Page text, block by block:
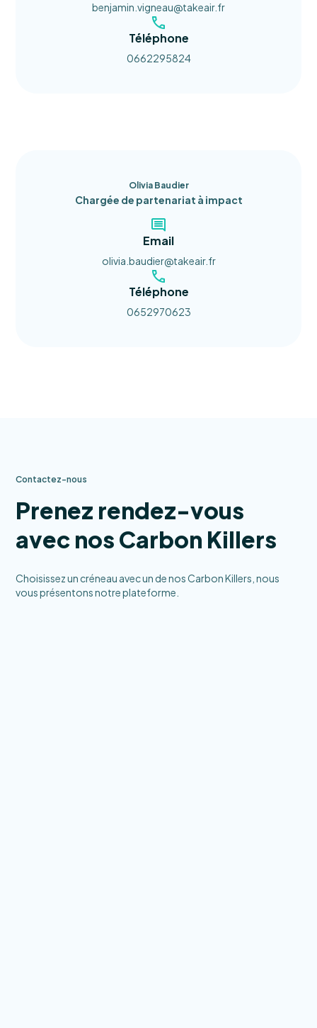
benjamin.vigneau@takeair.fr
Téléphone
0662295824
Olivia Baudier
Chargée de partenariat à impact
Email
olivia.baudier@takeair.fr
Téléphone
0652970623
Contactez-nous
Prenez rendez-vous
avec nos Carbon Killers
Choisissez un créneau avec un de nos Carbon Killers, nous
vous présentons notre plateforme.